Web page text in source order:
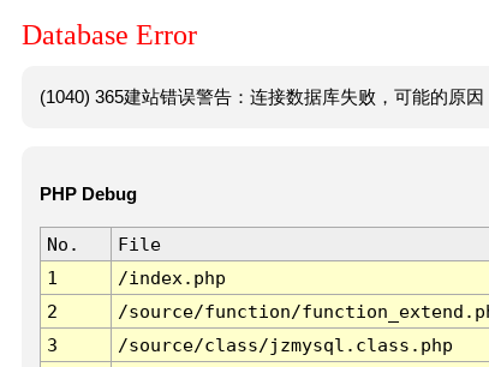
Database Error
(1040) 365建站错误警告：连接数据库失败，可能的原
PHP Debug
No. File
1
/index.php
2
/source/function/
3
/source/class/jzmysql.class.php